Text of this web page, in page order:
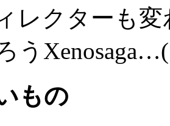
レクターも
う
もの